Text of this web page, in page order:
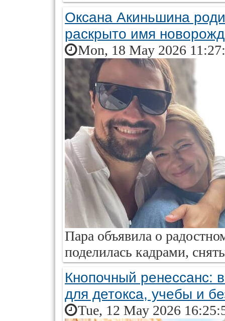
Оксана Акиньшина
раскрыто имя
Mon, 18 May 2026
Пара объявила о
поделилась кадрами,
Кнопочный
для детокса, учебы и
Tue, 12 May 2026